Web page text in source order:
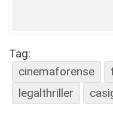
Tag:
cinemaforense
legalthriller